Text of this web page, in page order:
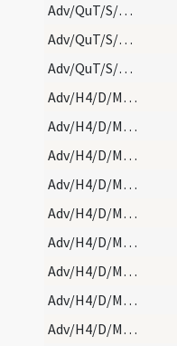
Adv/QuT/S/M2/Mass Propers
Adv/QuT/S/M2/Mass Propers
Adv/QuT/S/M2/Mass Propers
Adv/H4/D/M2/Mass Propers
Adv/H4/D/M2/Mass Propers
Adv/H4/D/M2/Mass Propers
Adv/H4/D/M2/Mass Propers
Adv/H4/D/M2/Mass Propers
Adv/H4/D/M2/Mass Propers
Adv/H4/D/M2/Mass Propers
Adv/H4/D/M2/Mass Propers
Adv/H4/D/M2/Mass Propers